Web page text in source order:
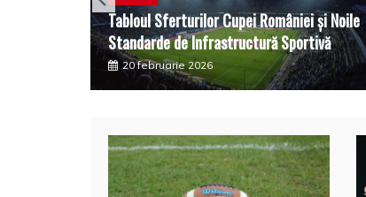
Tabloul Sferturilor Cupei României și Noile
Standarde de Infrastructură Sportivă
20 februarie 2026